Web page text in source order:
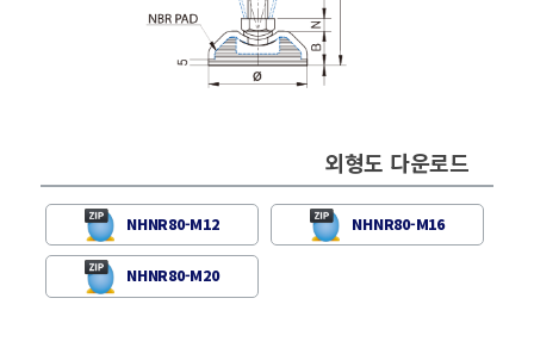
외형도 다운로드
NHNR80-M12 NHNR80-M16
NHNR80-M20